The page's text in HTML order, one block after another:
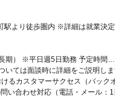
期） ※平日週5日勤務 予定時間
ては面談時に詳細をご説明し
るカスタマーサクセス（バック
い合わせ対応（電話・メール：